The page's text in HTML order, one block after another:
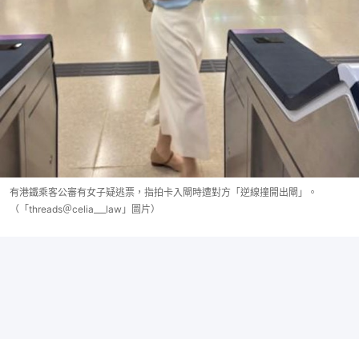
有港鐵乘客公審有女子疑逃票，指拍卡入閘時遭對方「逆線撞開出閘」。
（「threads＠celia___law」圖片）